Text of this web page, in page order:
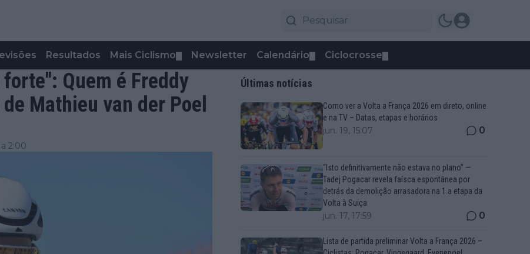
Resultados Mais Ciclismo Newsletter Calendário Ciclocrosse
Quem é Freddy
Mathieu van der Poel
2:00
Últimas notícias
Como ver a Volta a França 2026 em direto, online
e na TV – Datas, etapas e horários
jun. 19, 15:07 0
“Isto definitivamente não estava no plano” —
Tadej Pogacar revela faísca espontânea por
detrás da demolição arrasadora na 1.a etapa da
Volta à Suiça
jun. 17, 17:59 0
Lista de partida preliminar Volta a França 2026 –